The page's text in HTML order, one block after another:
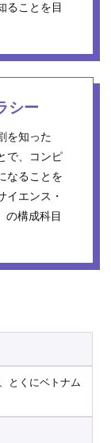
ることを目
シー
を知った
で、コンピ
なることを
イエンス・
の構成科目
とくにベトナム